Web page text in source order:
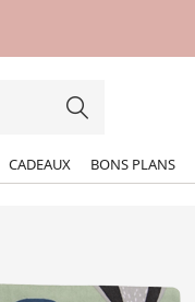
CADEAUX BONS PLANS